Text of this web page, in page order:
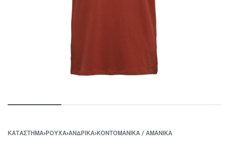
ΚΑΤΆΣΤΗΜΑ›ΡΟΥΧΑ›ΑΝΔΡΙΚΑ›ΚΟΝΤΟΜΑΝΙΚΑ / ΑΜΑΝΙΚΑ